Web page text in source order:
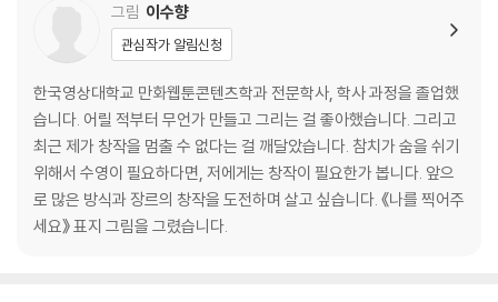
그림 이수향
관심작가 알림신청
한국영상대학교 만화웹툰콘텐츠학과 전문학사, 학사 과정을 졸업했
습니다. 어릴 적부터 무언가 만들고 그리는 걸 좋아했습니다. 그리고
최근 제가 창작을 멈출 수 없다는 걸 깨달았습니다. 참치가 숨을 쉬기
위해서 수영이 필요하다면, 저에게는 창작이 필요한가 봅니다. 앞으
로 많은 방식과 장르의 창작을 도전하며 살고 싶습니다. 《나를 찍어주
세요》 표지 그림을 그렸습니다.